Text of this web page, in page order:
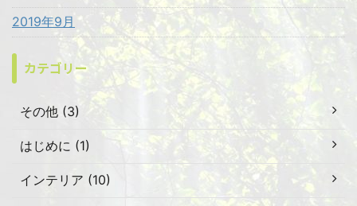
2019年9月
カテゴリー
その他 (3)
はじめに (1)
インテリア (10)